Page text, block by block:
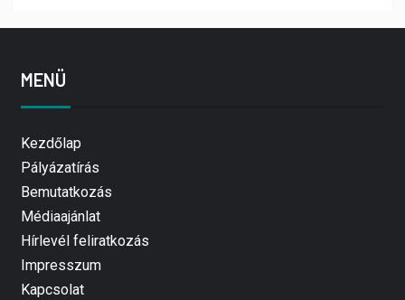
MENÜ
Kezdőlap
Pályázatírás
Bemutatkozás
Médiaajánlat
Hírlevél feliratkozás
Impresszum
Kapcsolat